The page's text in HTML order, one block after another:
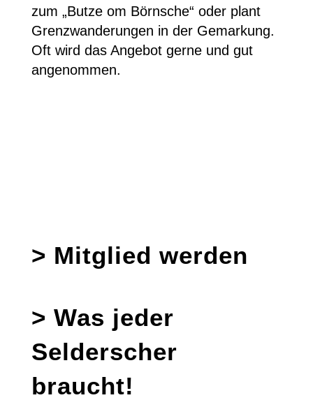
zum „Butze om Börnsche“ oder plant
Grenzwanderungen in der Gemarkung.
Oft wird das Angebot gerne und gut
angenommen.
> Mitglied werden
> Was jeder
Selderscher
braucht!